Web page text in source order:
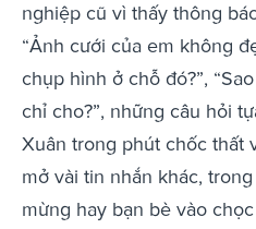
nghiệp cũ vì thấy thông
“Ảnh cưới của em không
chụp hình ở chỗ đó?”,
chỉ cho?”, những câu hỏi
Xuân trong phút chốc thất
mở vài tin nhắn khác,
mừng hay bạn bè vào